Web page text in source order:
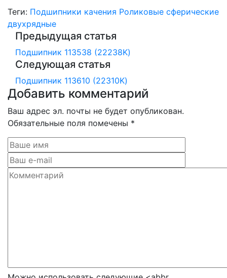
Теги: Подшипники качения Роликовые сферические
двухрядные
Предыдущая статья
Подшипник 113538 (22238K)
Следующая статья
Подшипник 113610 (22310K)
Добавить комментарий
Ваш адрес эл. почты не будет опубликован.
Обязательные поля помечены *